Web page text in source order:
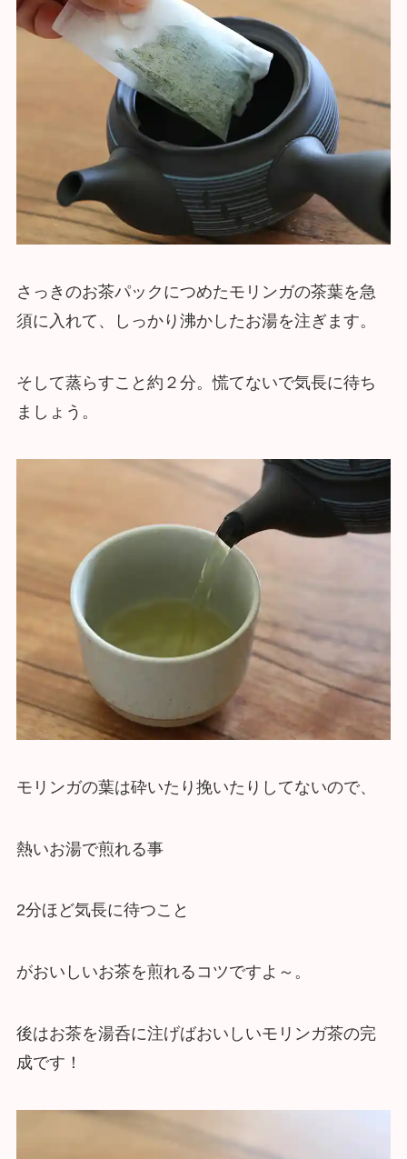
さっきのお茶パックにつめたモリンガの茶葉を急
須に入れて、しっかり沸かしたお湯を注ぎます。
そして蒸らすこと約２分。慌てないで気長に待ち
ましょう。
モリンガの葉は砕いたり挽いたりしてないので、
熱いお湯で煎れる事
2分ほど気長に待つこと
がおいしいお茶を煎れるコツですよ～。
後はお茶を湯呑に注げばおいしいモリンガ茶の完
成です！